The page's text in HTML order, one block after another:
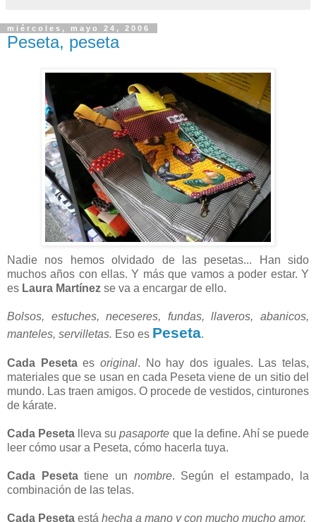
miércoles, mayo 24, 2006
Peseta, peseta
Nadie nos hemos olvidado de las pesetas... Han sido
muchos años con ellas. Y más que vamos a poder estar. Y
es Laura Martínez se va a encargar de ello.
Bolsos, estuches, neceseres, fundas, llaveros, abanicos,
manteles, servilletas. Eso es Peseta.
Cada Pesetaesoriginal. No hay dos iguales. Las telas,
materiales que se usan en cada Peseta viene de un sitio del
mundo. Las traen amigos. O procede de vestidos, cinturones
de kárate.
Cada Peseta lleva supasaporte que la define. Ahí se puede
leer cómo usar a Peseta, cómo hacerla tuya.
Cada Pesetatiene un nombre. Según el estampado, la
combinación de las telas.
Cada Peseta está hecha a mano y con mucho mucho amor.